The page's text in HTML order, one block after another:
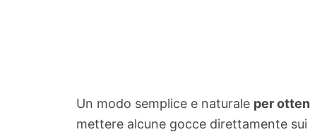
Un modo semplice e naturale per
mettere alcune gocce direttamente